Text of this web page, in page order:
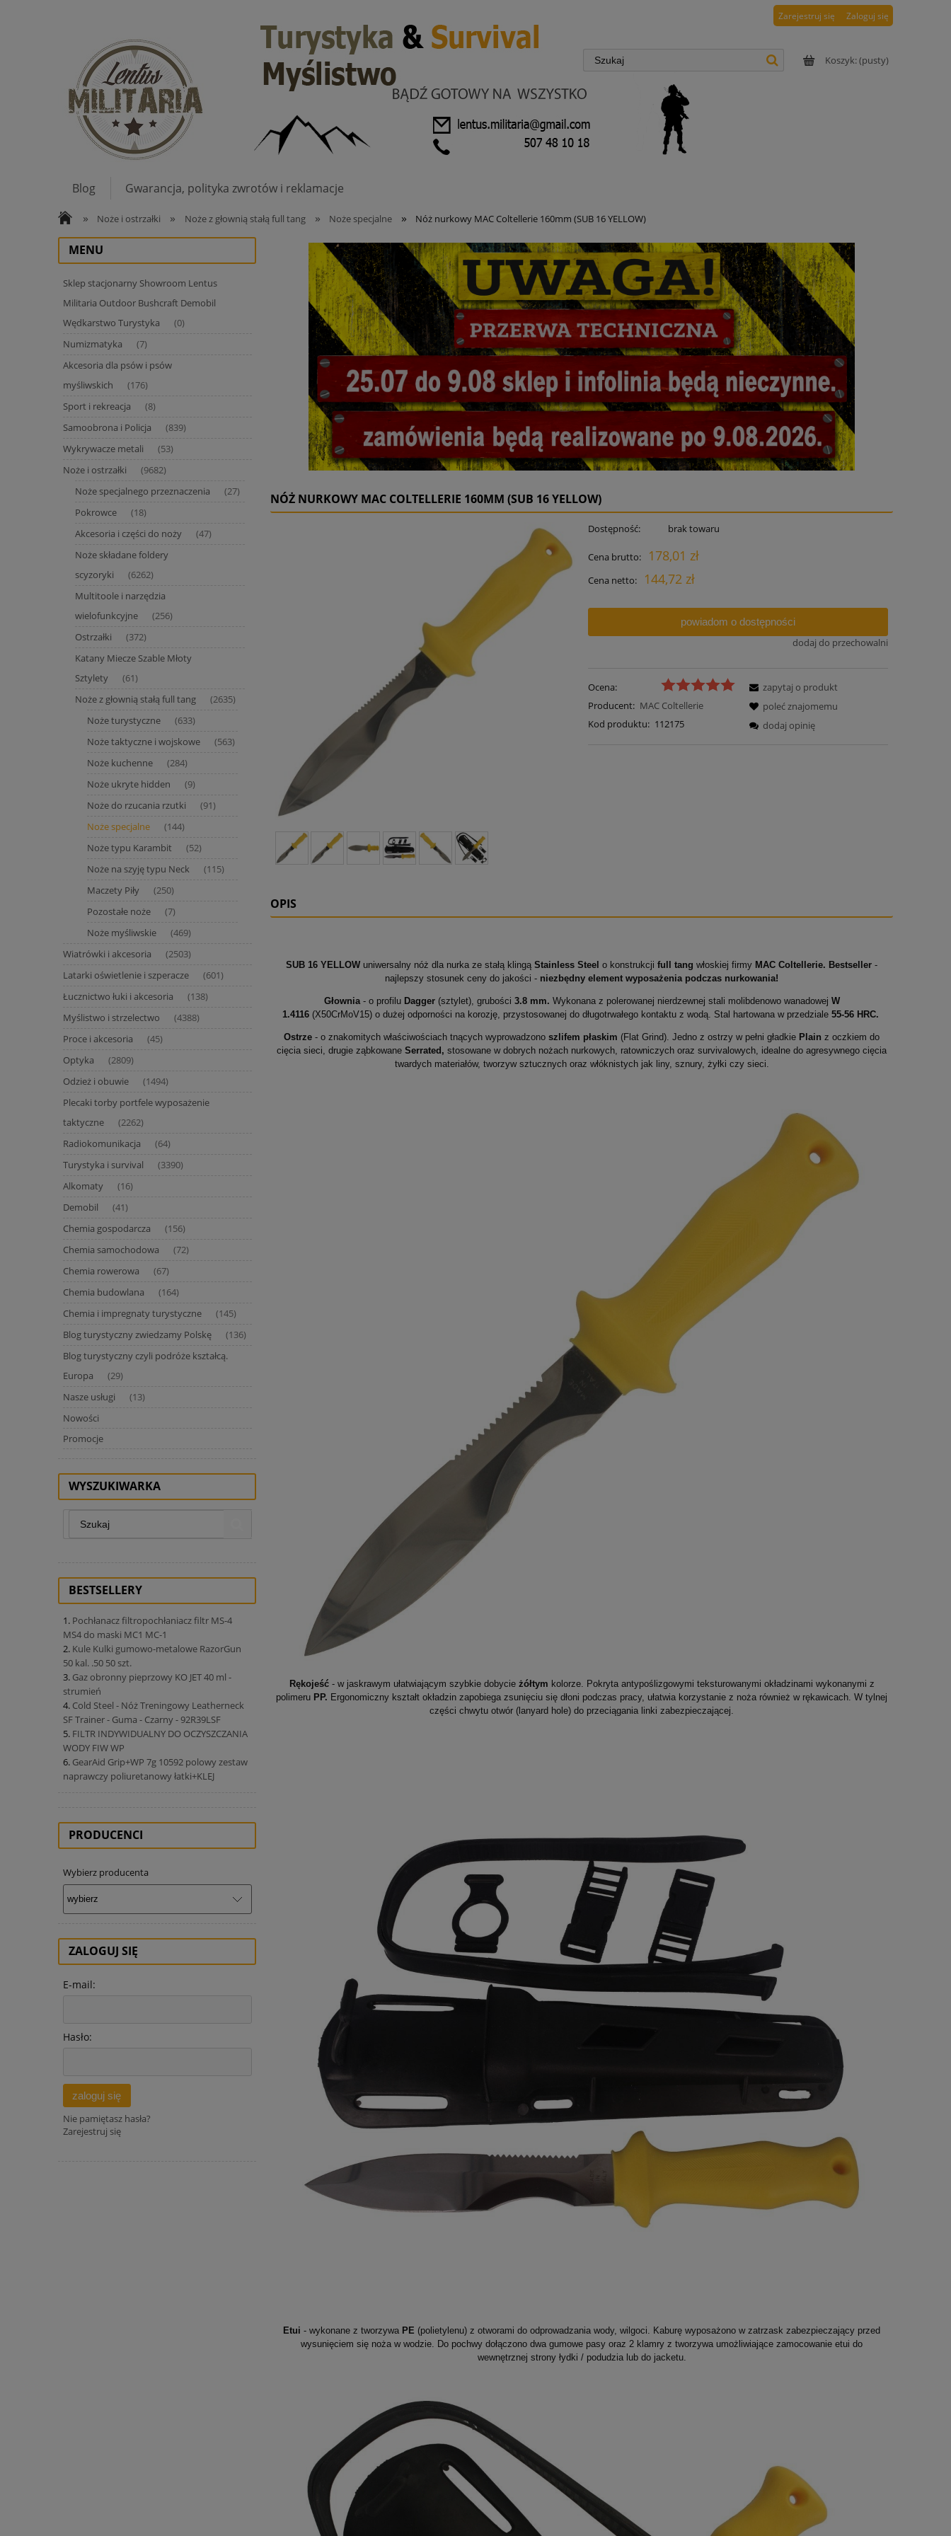
Zarejestruj się Zaloguj się
Koszyk:(pusty)
Blog
Gwarancja, polityka zwrotów i reklamacje
»
Noże i ostrzałki » Noże z głownią stałą full tang » Noże specjalne » Nóż nurkowy MAC Coltellerie 160mm (SUB 16 YELLOW)
MENU
Sklep stacjonarny Showroom Lentus
Militaria Outdoor Bushcraft Demobil
Wędkarstwo Turystyka
(0)
Numizmatyka (7)
Akcesoria dla psów i psów
myśliwskich
(176)
Sport i rekreacja (8)
Samoobrona i Policja (839)
Wykrywacze metali (53)
Noże i ostrzałki (9682)
Noże specjalnego przeznaczenia (27)
Pokrowce (18)
Akcesoria i części do noży (47)
Noże składane foldery
scyzoryki
(6262)
Multitoole i narzędzia
wielofunkcyjne
(256)
Ostrzałki (372)
Katany Miecze Szable Młoty
Sztylety
(61)
Noże z głownią stałą full tang (2635)
Noże turystyczne (633)
Noże taktyczne i wojskowe (563)
Noże kuchenne (284)
Noże ukryte hidden (9)
Noże do rzucania rzutki (91)
Noże specjalne (144)
Noże typu Karambit (52)
Noże na szyję typu Neck (115)
Maczety Piły (250)
Pozostałe noże (7)
Noże myśliwskie (469)
Wiatrówki i akcesoria (2503)
Latarki oświetlenie i szperacze (601)
Łucznictwo łuki i akcesoria (138)
Myślistwo i strzelectwo (4388)
Proce i akcesoria (45)
Optyka (2809)
Odzież i obuwie (1494)
Plecaki torby portfele wyposażenie
taktyczne
(2262)
Radiokomunikacja (64)
Turystyka i survival (3390)
Alkomaty (16)
Demobil (41)
Chemia gospodarcza (156)
Chemia samochodowa (72)
Chemia rowerowa (67)
Chemia budowlana (164)
Chemia i impregnaty turystyczne (145)
Blog turystyczny zwiedzamy Polskę (136)
Blog turystyczny czyli podróże kształcą.
Europa
(29)
Nasze usługi (13)
Nowości
Promocje
WYSZUKIWARKA
BESTSELLERY
Pochłanacz filtropochłaniacz filtr MS-4
MS4 do maski MC1 MC-1
Kule Kulki gumowo-metalowe RazorGun
50 kal. .50 50 szt.
Gaz obronny pieprzowy KO JET 40 ml -
strumień
Cold Steel - Nóż Treningowy Leatherneck
SF Trainer - Guma - Czarny - 92R39LSF
FILTR INDYWIDUALNY DO OCZYSZCZANIA
WODY FIW WP
GearAid Grip+WP 7g 10592 polowy zestaw
naprawczy poliuretanowy łatki+KLEJ
PRODUCENCI
Wybierz producenta
ZALOGUJ SIĘ
E-mail:
Hasło:
zaloguj się
Nie pamiętasz hasła?
Zarejestruj się
NÓŻ NURKOWY MAC COLTELLERIE 160MM (SUB 16 YELLOW)
Dostępność: brak towaru
Cena brutto: 178,01 zł
Cena netto: 144,72 zł
powiadom o dostępności
dodaj do przechowalni
Ocena:
Producent: MAC Coltellerie
Kod produktu: 112175
zapytaj o produkt
poleć znajomemu
dodaj opinię
OPIS
SUB 16 YELLOW uniwersalny nóż dla nurka ze stałą klingą Stainless Steel o konstrukcji full tang włoskiej firmy MAC Coltellerie. Bestseller -
najlepszy stosunek ceny do jakości - niezbędny element wyposażenia podczas nurkowania!
Głownia- o profilu Dagger(sztylet), grubości 3.8 mm. Wykonana z polerowanej nierdzewnej stali molibdenowo wanadowej W
1.4116 (X50CrMoV15) o dużej odporności na korozję, przystosowanej do długotrwałego kontaktu z wodą. Stal hartowana w przedziale 55-56 HRC.
Ostrze - o znakomitych właściwościach tnących wyprowadzono szlifem płaskim (Flat Grind). Jedno z ostrzy w pełni gładkie Plain z oczkiem do
cięcia sieci, drugie ząbkowane Serrated, stosowane w dobrych nożach nurkowych, ratowniczych oraz survivalowych, idealne do agresywnego cięcia
twardych materiałów, tworzyw sztucznych oraz włóknistych jak liny, sznury, żyłki czy sieci.
Rękojeść- w jaskrawym ułatwiającym szybkie dobycie żółtym kolorze. Pokryta antypoślizgowymi teksturowanymi okładzinami wykonanymi z
polimeru PP. Ergonomiczny kształt okładzin zapobiega zsunięciu się dłoni podczas pracy, ułatwia korzystanie z noża również w rękawicach. W tylnej
części chwytu otwór (lanyard hole) do przeciągania linki zabezpieczającej.
Etui - wykonane z tworzywa PE (polietylenu) z otworami do odprowadzania wody, wilgoci. Kaburę wyposażono w zatrzask zabezpieczający przed
wysunięciem się noża w wodzie. Do pochwy dołączono dwa gumowe pasy oraz 2 klamry z tworzywa umożliwiające zamocowanie etui do
wewnętrznej strony łydki / podudzia lub do jacketu.